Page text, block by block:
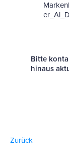
Bitte
hinaus
Zurück